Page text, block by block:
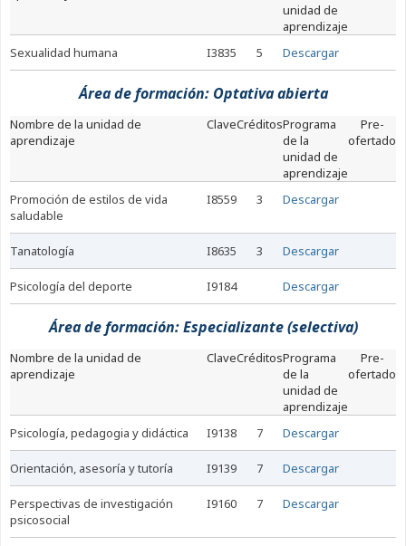
unidad de
aprendizaje
sexualidad humana I3835 5 Descargar
Área de formación: Optativa abierta
nombre de la unidad de
aprendizaje
ClaveCréditosPrograma
de la
unidad de
aprendizaje
Pre-
ofertado
promoción de estilos de vida
saludable
I8559 3 Descargar
tanatología I8635 3 Descargar
psicología del deporte I9184 Descargar
Área de formación: Especializante (selectiva)
nombre de la unidad de
aprendizaje
ClaveCréditosPrograma
de la
unidad de
aprendizaje
Pre-
ofertado
psicología, pedagogia y didáctica I9138 7 Descargar
orientación, asesoría y tutoría I9139 7 Descargar
perspectivas de investigación
psicosocial
I9160 7 Descargar